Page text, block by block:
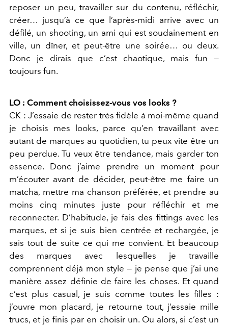
reposer un peu, travailler sur du contenu, réfléchir,
créer… jusqu’à ce que l’après-midi arrive avec un
défilé, un shooting, un ami qui est soudainement en
ville, un dîner, et peut-être une soirée… ou deux.
Donc je dirais que c’est chaotique, mais fun —
toujours fun.
LO : Comment choisissez-vous vos looks ?
CK : J’essaie de rester très fidèle à moi-même quand
je choisis mes looks, parce qu’en travaillant avec
autant de marques au quotidien, tu peux vite être un
peu perdue. Tu veux être tendance, mais garder ton
essence. Donc j’aime prendre un moment pour
m’écouter avant de décider, peut-être me faire un
matcha, mettre ma chanson préférée, et prendre au
moins cinq minutes juste pour réfléchir et me
reconnecter. D’habitude, je fais des fittings avec les
marques, et si je suis bien centrée et rechargée, je
sais tout de suite ce qui me convient. Et beaucoup
des marques avec lesquelles je travaille
comprennent déjà mon style — je pense que j’ai une
manière assez définie de faire les choses. Et quand
c’est plus casual, je suis comme toutes les filles :
j’ouvre mon placard, je retourne tout, j’essaie mille
trucs, et je finis par en choisir un. Ou alors, si c’est un